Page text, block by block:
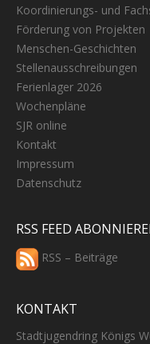
Koordinierungs- und
Förderung von Projekten
Menschen-Geschichten
Stellenausschreibungen
Ferienlager 2026
Wochenpläne
SJR online
Kontakt
Impressum
Datenschutz
RSS FEED
RSS – Beiträge
KONTAKT
Stadtjugendring Königs